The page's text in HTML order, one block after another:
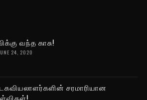
வந்த காசு!
24, 2020
சரமாரியான